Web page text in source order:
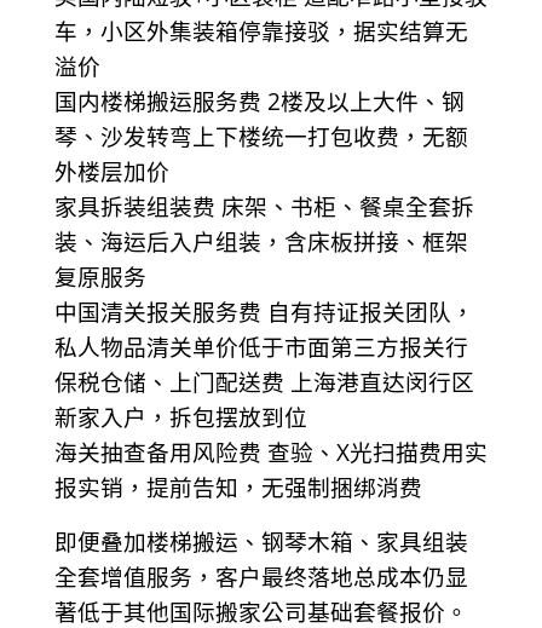
车，小区外集装箱停靠接驳，据实结算无
溢价
国内楼梯搬运服务费 2楼及以上大件、钢
琴、沙发转弯上下楼统一打包收费，无额
外楼层加价
家具拆装组装费 床架、书柜、餐桌全套拆
装、海运后入户组装，含床板拼接、框架
复原服务
中国清关报关服务费 自有持证报关团队，
私人物品清关单价低于市面第三方报关行
保税仓储、上门配送费 上海港直达闵行区
新家入户，拆包摆放到位
海关抽查备用风险费 查验、X光扫描费用实
报实销，提前告知，无强制捆绑消费
即便叠加楼梯搬运、钢琴木箱、家具组装
全套增值服务，客户最终落地总成本仍显
著低于其他国际搬家公司基础套餐报价。